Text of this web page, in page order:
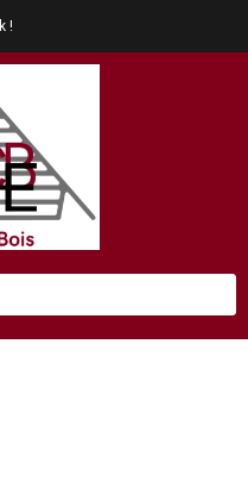
!